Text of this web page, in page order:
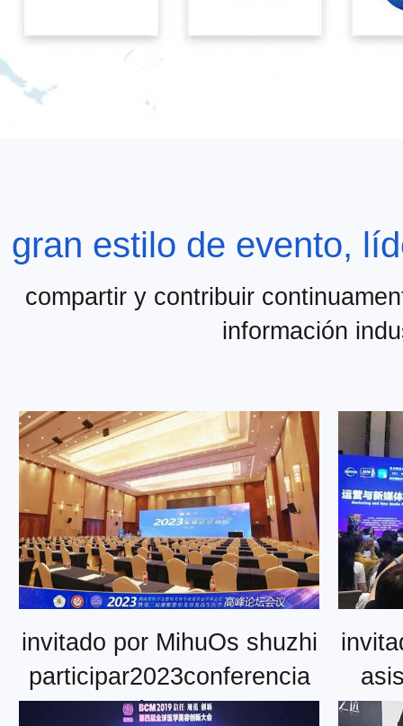
gran estilo de evento,
compartir y contribuir
información
invitado por MihuOs shuzhi
participar2023conferencia
académica de la